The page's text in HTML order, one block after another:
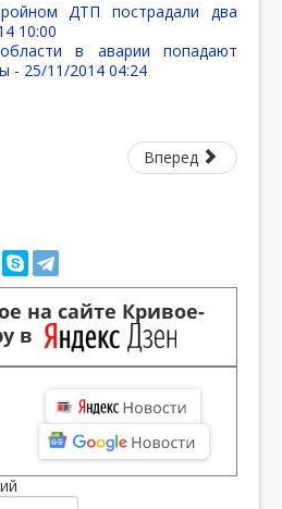
ДТП пострадали два
10:00
в аварии попадают
- 25/11/2014 04:24
Вперед
на сайте Кривое-
в